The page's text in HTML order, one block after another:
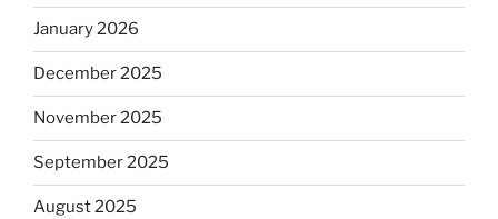
January 2026
December 2025
November 2025
September 2025
August 2025